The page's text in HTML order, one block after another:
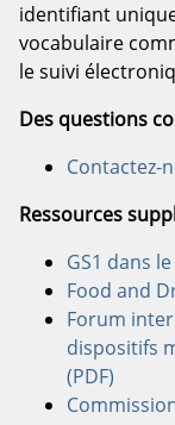
identifiant
vocabulaire
le suivi
Des questions
Contactez-
Ressources
GS1 dans
Food and
Forum
dispositifs
(PDF)